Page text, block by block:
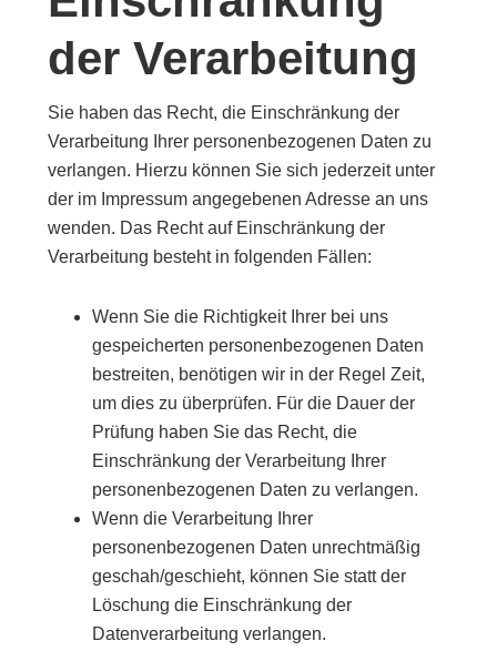
der Verarbeitung
Sie haben das Recht, die Einschränkung der
Verarbeitung Ihrer personenbezogenen Daten zu
verlangen. Hierzu können Sie sich jederzeit unter
der im Impressum angegebenen Adresse an uns
wenden. Das Recht auf Einschränkung der
Verarbeitung besteht in folgenden Fällen:
Wenn Sie die Richtigkeit Ihrer bei uns
gespeicherten personenbezogenen Daten
bestreiten, benötigen wir in der Regel Zeit,
um dies zu überprüfen. Für die Dauer der
Prüfung haben Sie das Recht, die
Einschränkung der Verarbeitung Ihrer
personenbezogenen Daten zu verlangen.
Wenn die Verarbeitung Ihrer
personenbezogenen Daten unrechtmäßig
geschah/geschieht, können Sie statt der
Löschung die Einschränkung der
Datenverarbeitung verlangen.